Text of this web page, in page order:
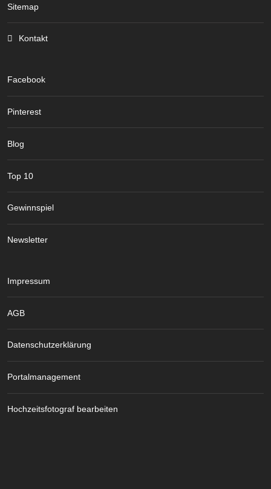
Sitemap
Kontakt
Facebook
Pinterest
Blog
Top 10
Gewinnspiel
Newsletter
Impressum
AGB
Datenschutzerklärung
Portalmanagement
Hochzeitsfotograf bearbeiten